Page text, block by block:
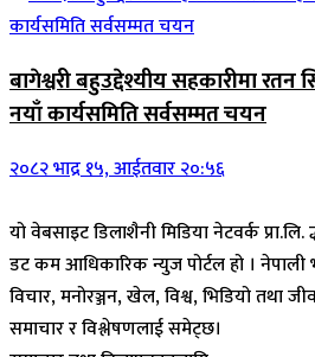
बागेश्वरी बहुउद्देश्यीय सहकारीमा
नयाँ कार्यसमिति सर्वसम्मत चयन
२०८२ भाद्र १५, आईतवार २०:५६
यो वेबसाइट डिलाशैनी मिडिया नेटवर्क प्रा.लि.
डट कम आधिकारिक न्युज पोर्टल हो । नेपाली
विचार, मनोरञ्जन, खेल, विश्व, भिडियो तथा
समाचार र विश्लेषणलाई समेट्छ।